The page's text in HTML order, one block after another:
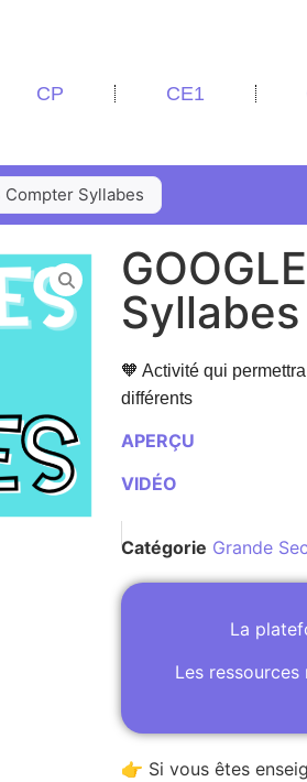
CP CE1
Compter Syllabes
Syllabes
🧡 Activité qui
différents
APERÇU
VIDÉO
Catégorie Grande
La
Les
👉 Si vous êtes